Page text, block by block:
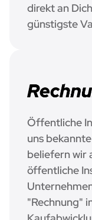
direkt an
günstigste
Öffentliche
uns
beliefern wir
öffentliche
"Rechnung"